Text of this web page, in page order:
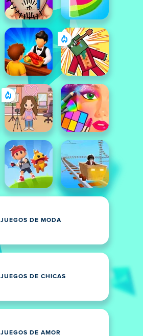
JUEGOS DE MODA
JUEGOS DE CHICAS
JUEGOS DE AMOR